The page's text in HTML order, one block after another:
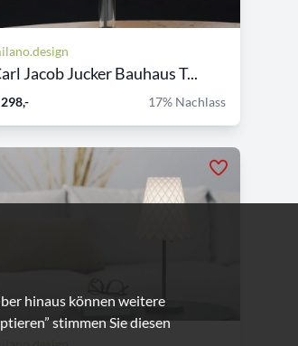
Jacob Jucker Bauhaus T...
17% Nachlass
hinaus können weitere
stimmen Sie diesen